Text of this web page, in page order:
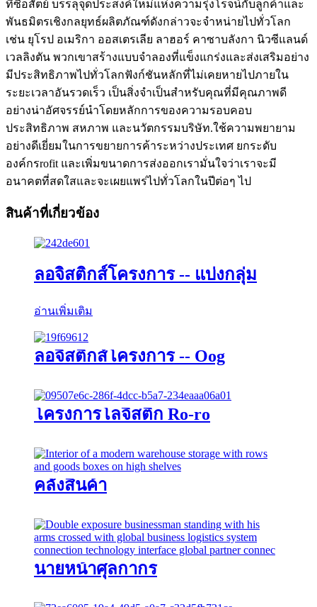
ที่ซื่อสัตย์ บรรลุจุดประสงค์ใหม่แห่งความรุ่งโรจน์กับลูกค้าและ
พันธมิตรเชิงกลยุทธ์ผลิตภัณฑ์ดังกล่าวจะจำหน่ายไปทั่วโลก
เช่น ยุโรป อเมริกา ออสเตรเลีย ลาฮอร์ คาซาบลังกา นิวซีแลนด์
เวลลิงตัน พวกเขาสร้างแบบจำลองที่แข็งแกร่งและส่งเสริมอย่าง
มีประสิทธิภาพไปทั่วโลกฟังก์ชันหลักที่ไม่เคยหายไปภายใน
ระยะเวลาอันรวดเร็ว เป็นสิ่งจำเป็นสำหรับคุณที่มีคุณภาพดี
อย่างน่าอัศจรรย์นำโดยหลักการของความรอบคอบ
ประสิทธิภาพ สหภาพ และนวัตกรรมบริษัท.ใช้ความพยายาม
อย่างดีเยี่ยมในการขยายการค้าระหว่างประเทศ ยกระดับ
องค์กรrofit และเพิ่มขนาดการส่งออกเรามั่นใจว่าเราจะมี
อนาคตที่สดใสและจะเผยแพร่ไปทั่วโลกในปีต่อๆ ไป
สินค้าที่เกี่ยวข้อง
ลอจิสติกส์โครงการ -- แบ่งกลุ่ม
อ่านเพิ่มเติม
ลอจิสติกส์โครงการ -- Oog
โครงการโลจิสติก Ro-ro
คลังสินค้า
นายหน้าศุลกากร